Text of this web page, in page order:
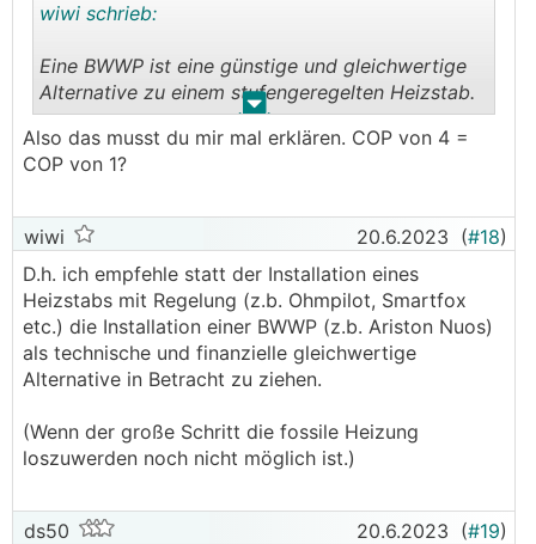
. .
wiwi schrieb:
Eine BWWP ist eine günstige und gleichwertige
Alternative zu einem stufengeregelten Heizstab.
Also das musst du mir mal erklären. COP von 4 =
COP von 1?
wiwi 20.6.2023 (#18)
D.h. ich empfehle statt der Installation eines
Heizstabs mit Regelung (z.b. Ohmpilot, Smartfox
etc.) die Installation einer BWWP (z.b. Ariston Nuos)
als technische und finanzielle gleichwertige
Alternative in Betracht zu ziehen.
(Wenn der große Schritt die fossile Heizung
loszuwerden noch nicht möglich ist.)
ds50 20.6.2023 (#19)